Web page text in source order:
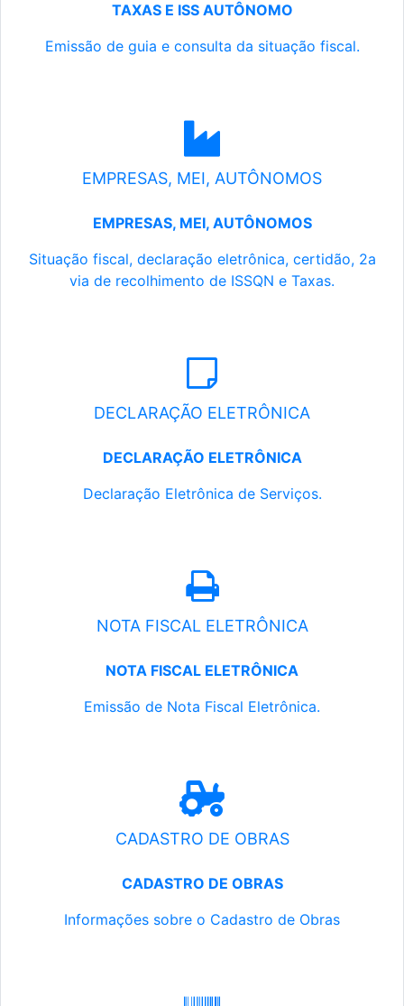
TAXAS E ISS AUTÔNOMO
Emissão de guia e consulta da situação fiscal.
EMPRESAS, MEI, AUTÔNOMOS
EMPRESAS, MEI, AUTÔNOMOS
Situação fiscal, declaração eletrônica, certidão, 2a
via de recolhimento de ISSQN e Taxas.
DECLARAÇÃO ELETRÔNICA
DECLARAÇÃO ELETRÔNICA
Declaração Eletrônica de Serviços.
NOTA FISCAL ELETRÔNICA
NOTA FISCAL ELETRÔNICA
Emissão de Nota Fiscal Eletrônica.
CADASTRO DE OBRAS
CADASTRO DE OBRAS
Informações sobre o Cadastro de Obras